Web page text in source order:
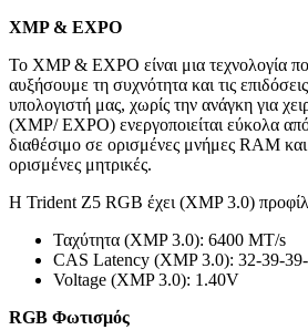
XMP & EXPO
Το XMP & EXPO είναι μια τεχνολογία
αυξήσουμε τη συχνότητα και τις
υπολογιστή μας, χωρίς την ανάγκη για
(XMP/ EXPO) ενεργοποιείται εύκολα
διαθέσιμο σε ορισμένες μνήμες RAM
ορισμένες μητρικές.
Η Trident Z5 RGB έχει (XMP 3.0)
Ταχύτητα (XMP 3.0): 6400 MT/s
CAS Latency (XMP 3.0): 32-39-
Voltage (XMP 3.0): 1.40V
RGB Φωτισμός​​​